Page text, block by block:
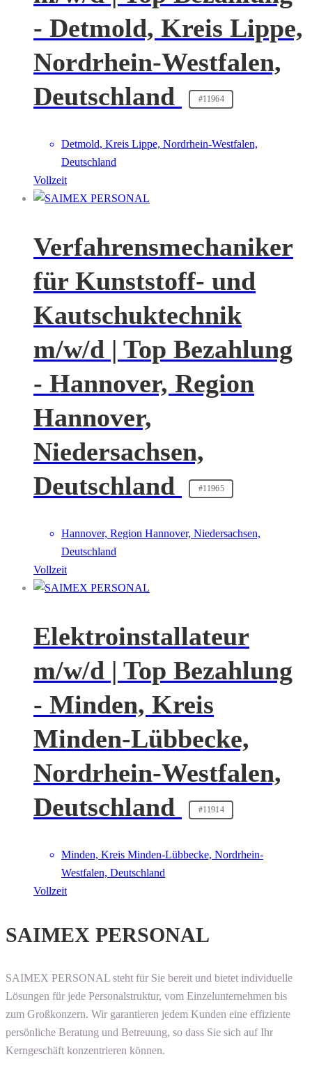
- Detmold, Kreis Lippe,
Nordrhein-Westfalen,
Deutschland
#11964
Detmold, Kreis Lippe, Nordrhein-Westfalen,
Deutschland
Vollzeit
Verfahrensmechaniker
für Kunststoff- und
Kautschuktechnik
m/w/d | Top Bezahlung
- Hannover, Region
Hannover,
Niedersachsen,
Deutschland
#11965
Hannover, Region Hannover, Niedersachsen,
Deutschland
Vollzeit
Elektroinstallateur
m/w/d | Top Bezahlung
- Minden, Kreis
Minden-Lübbecke,
Nordrhein-Westfalen,
Deutschland
#11914
Minden, Kreis Minden-Lübbecke, Nordrhein-
Westfalen, Deutschland
Vollzeit
SAIMEX PERSONAL
SAIMEX PERSONAL steht für Sie bereit und bietet individuelle
Lösungen für jede Personalstruktur, vom Einzelunternehmen bis
zum Großkonzern. Wir garantieren jedem Kunden eine effiziente
persönliche Beratung und Betreuung, so dass Sie sich auf Ihr
Kerngeschäft konzentrieren können.